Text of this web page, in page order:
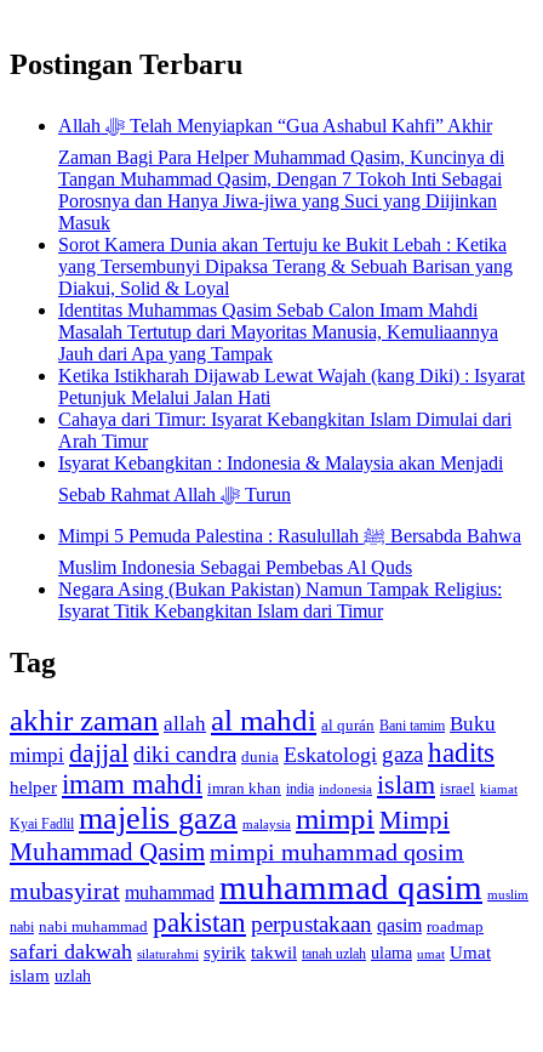
Postingan Terbaru
Allah ﷻ Telah Menyiapkan “Gua Ashabul Kahfi” Akhir
Zaman Bagi Para Helper Muhammad Qasim, Kuncinya di
Tangan Muhammad Qasim, Dengan 7 Tokoh Inti Sebagai
Porosnya dan Hanya Jiwa-jiwa yang Suci yang Diijinkan
Masuk
Sorot Kamera Dunia akan Tertuju ke Bukit Lebah : Ketika
yang Tersembunyi Dipaksa Terang & Sebuah Barisan yang
Diakui, Solid & Loyal
Identitas Muhammas Qasim Sebab Calon Imam Mahdi
Masalah Tertutup dari Mayoritas Manusia, Kemuliaannya
Jauh dari Apa yang Tampak
Ketika Istikharah Dijawab Lewat Wajah (kang Diki) : Isyarat
Petunjuk Melalui Jalan Hati
Cahaya dari Timur: Isyarat Kebangkitan Islam Dimulai dari
Arah Timur
Isyarat Kebangkitan : Indonesia & Malaysia akan Menjadi
Sebab Rahmat Allah ﷻ Turun
Mimpi 5 Pemuda Palestina : Rasulullah ﷺ Bersabda Bahwa
Muslim Indonesia Sebagai Pembebas Al Quds
Negara Asing (Bukan Pakistan) Namun Tampak Religius:
Isyarat Titik Kebangkitan Islam dari Timur
Tag
akhir zaman allah al mahdi al qurán Bani tamim Buku
mimpi dajjal diki candra dunia Eskatologi gazahadits
helper imam mahdi imran khan india indonesia islam israel kiamat
Kyai Fadlil majelis gaza malaysia mimpi Mimpi
Muhammad Qasim mimpi muhammad qosim
mubasyirat muhammad muhammad qasim muslim
nabi nabi muhammad pakistan perpustakaan qasim roadmap
safari dakwah silaturahmi syirik takwil tanah uzlah ulama umat Umat
islam uzlah